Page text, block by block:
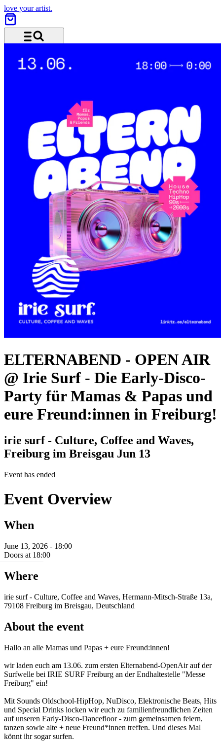
love your artist.
ELTERNABEND - OPEN AIR
@ Irie Surf - Die Early-Disco-
Party für Mamas & Papas und
eure Freund:innen in Freiburg!
irie surf - Culture, Coffee and Waves,
Freiburg im Breisgau Jun 13
Event has ended
Event Overview
When
June 13, 2026 - 18:00
Doors at 18:00
Where
irie surf - Culture, Coffee and Waves, Hermann-Mitsch-Straße 13a,
79108 Freiburg im Breisgau, Deutschland
About the event
Hallo an alle Mamas und Papas + eure Freund:innen!
wir laden euch am 13.06. zum ersten Elternabend-OpenAir auf der
Surfwelle bei IRIE SURF Freiburg an der Endhaltestelle "Messe
Freiburg" ein!
Mit Sounds Oldschool-HipHop, NuDisco, Elektronische Beats, Hits
und Special Drinks locken wir euch zu familienfreundlichen Zeiten
auf unseren Early-Disco-Dancefloor - zum gemeinsamen feiern,
tanzen sowie alte + neue Freund*innen treffen. Und dieses Mal
könnt ihr sogar surfen.